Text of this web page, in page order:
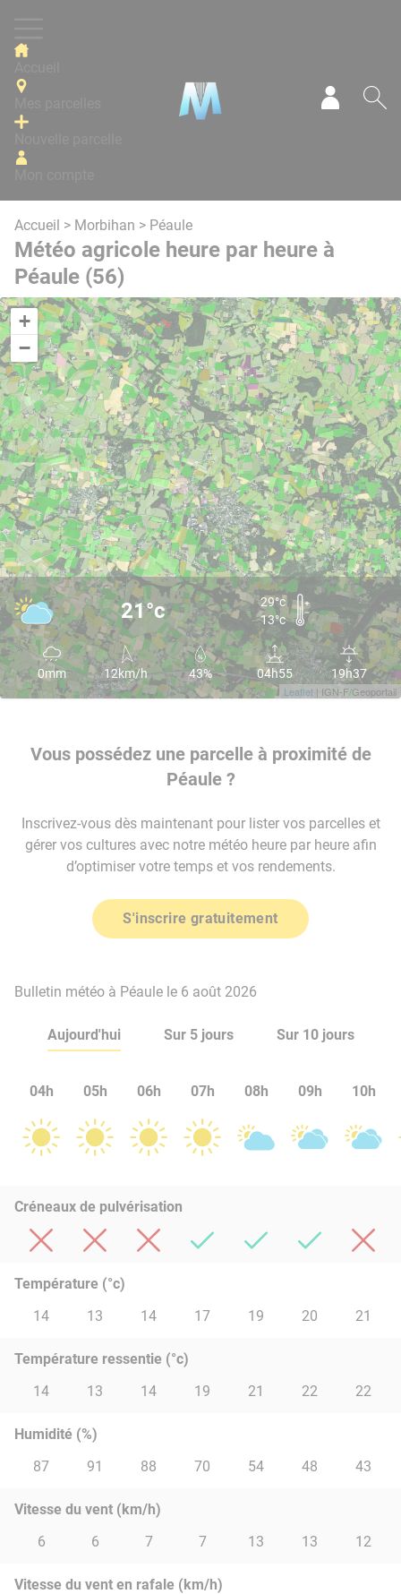
Accueil > Morbihan > Péaule
Météo agricole heure par heure à
Péaule (56)
+
−
Leaflet | IGN-F/Geoportail
21°c
29°c
13°c
0mm 12km/h 43% 04h55 19h37
Vous possédez une parcelle à proximité de
Péaule ?
Inscrivez-vous dès maintenant pour lister vos parcelles et
gérer vos cultures avec notre météo heure par heure afin
d’optimiser votre temps et vos rendements.
S'inscrire gratuitement
Bulletin météo à Péaule le 6 août 2026
Aujourd'hui Sur 5 jours Sur 10 jours
04h 05h 06h 07h 08h 09h 10h
Créneaux de pulvérisation
Température (°c)
14
13 14 17 19 20 21
Température ressentie (°c)
14
13 14 19 21 22 22
Humidité (%)
87
91 88 70 54 48 43
Vitesse du vent (km/h)
6
6 7 7 13 13 12
Vitesse du vent en rafale (km/h)